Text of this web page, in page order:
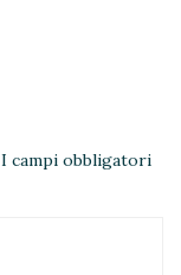
I campi obbligatori